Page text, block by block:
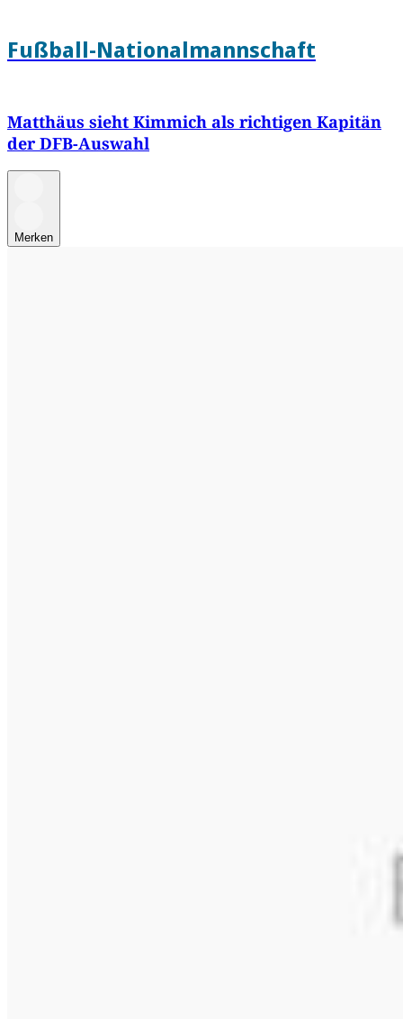
Fußball-Nationalmannschaft
Matthäus sieht Kimmich als richtigen Kapitän
der DFB-Auswahl
Merken